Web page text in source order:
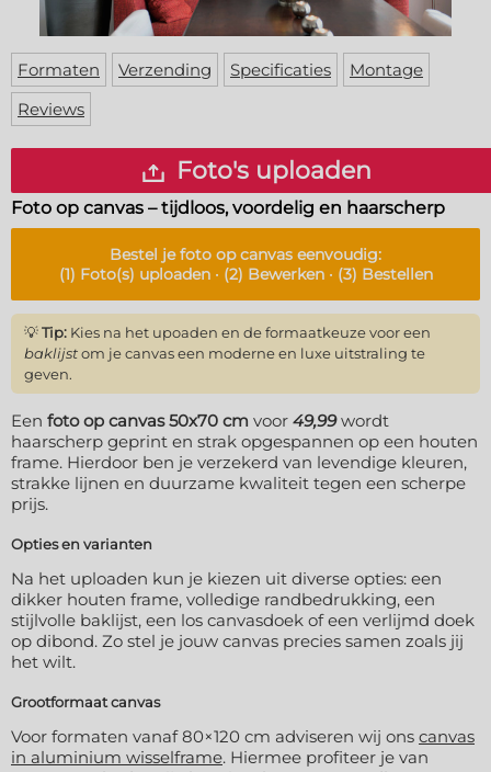
Vloermat
Skateboard deck
Levertijden
Inloggen
WhatsApp
Formaten Verzending Specificaties
Montage
Reviews
Foto's uploaden
Foto op canvas – tijdloos, voordelig en haarscherp
Bestel jefoto op canvas eenvoudig:
(1) Foto(s) uploaden · (2) Bewerken · (3) Bestellen
💡Tip: Kies na het upoaden en de formaatkeuze voor een
baklijstom je canvas een moderne en luxe uitstraling te
geven.
Een foto op canvas 50x70 cm voor 49,99wordt
haarscherp geprint en strak opgespannen op een houten
frame. Hierdoor ben je verzekerd van levendige kleuren,
strakke lijnen en duurzame kwaliteit tegen een scherpe
prijs.
Opties en varianten
Na het uploaden kun je kiezen uit diverse opties: een
dikker houten frame, volledige randbedrukking, een
stijlvolle baklijst, een los canvasdoek of een verlijmd doek
op dibond. Zo stel je jouw canvas precies samen zoals jij
het wilt.
Grootformaat canvas
Voor formaten vanaf 80×120 cm adviseren wij ons canvas
in aluminium wisselframe. Hiermee profiteer je van